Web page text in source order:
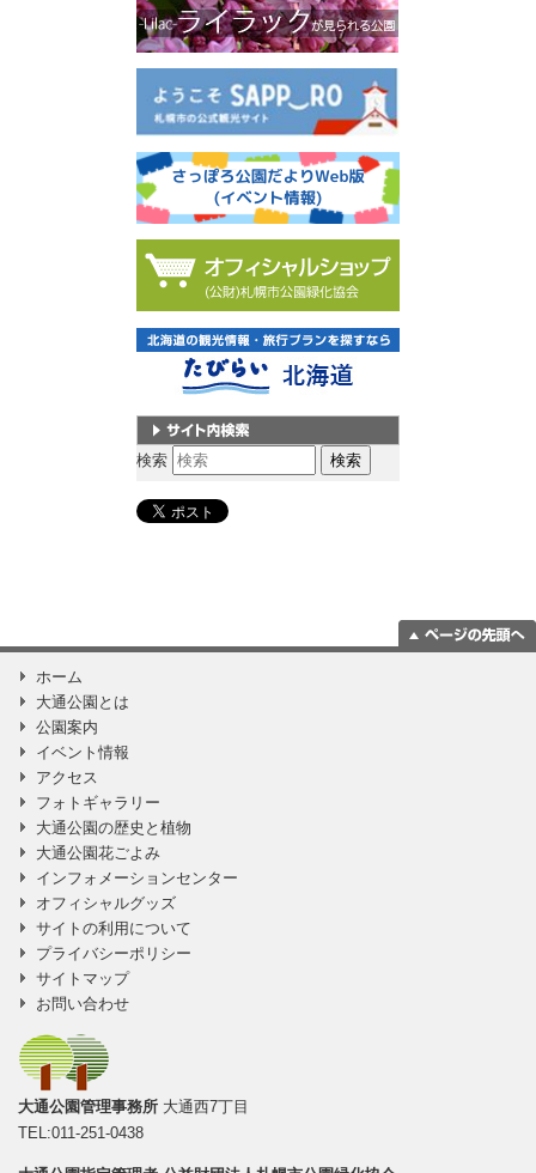
サイト内検索
検索
ホーム
大通公園とは
公園案内
イベント情報
アクセス
フォトギャラリー
大通公園の歴史と植物
大通公園花ごよみ
インフォメーションセンター
オフィシャルグッズ
サイトの利用について
プライバシーポリシー
サイトマップ
お問い合わせ
大通公園管理事務所 大通西7丁目
TEL:011-251-0438